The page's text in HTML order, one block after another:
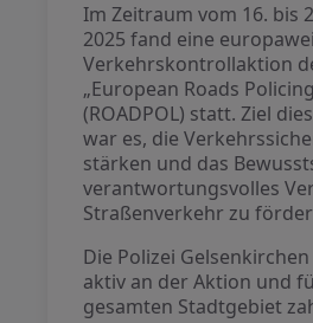
Im Zeitraum vom 16. bis
2025 fand eine
Verkehrskontrollaktion
„European Roads
(ROADPOL) statt. Ziel
war es, die
stärken und das
verantwortungsvolles
Straßenverkehr zu
Die Polizei
aktiv an der Aktion und
gesamten Stadtgebiet